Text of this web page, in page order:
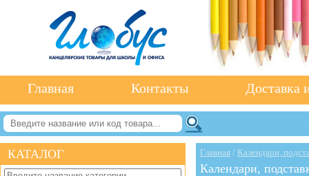
Главная Контакты Доставка
КАТАЛОГ Главная / Календари,
Календари,